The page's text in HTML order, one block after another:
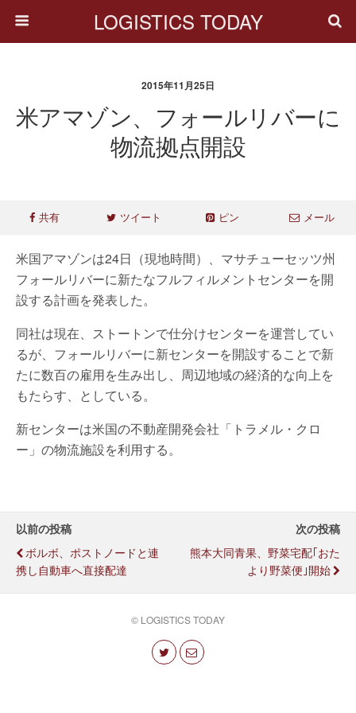
LOGISTICS TODAY
2015年11月25日
米アマゾン、フォールリバーに
物流拠点開設
共有 ツイート ピン メール
米国アマゾンは24日（現地時間）、マサチューセッツ州
フォールリバーに新たなフルフィルメントセンターを開
設する計画を発表した。
同社は現在、ストートンで仕分けセンターを運営してい
るが、フォールリバーに新センターを開設することで新
たに数百の雇用を生み出し、周辺地域の経済的な向上を
もたらす、としている。
新センターは米国の不動産開発会社「トラメル・クロ
ー」の物流施設を利用する。
以前の投稿
ボルボ、ポストノードと連
携し自動車へ直接配達
次の投稿
熊本大同青果、野菜宅配｢おた
より野菜便｣開始
© LOGISTICS TODAY